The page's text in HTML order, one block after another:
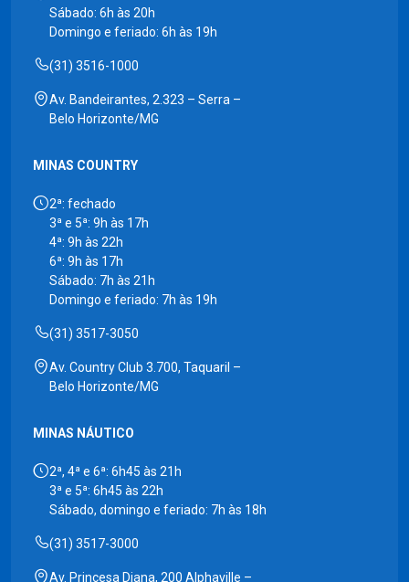
Sábado: 6h às 20h
Domingo e feriado: 6h às 19h
(31) 3516-1000
Av. Bandeirantes, 2.323 – Serra –
Belo Horizonte/MG
MINAS COUNTRY
2ª: fechado
3ª e 5ª: 9h às 17h
4ª: 9h às 22h
6ª: 9h às 17h
Sábado: 7h às 21h
Domingo e feriado: 7h às 19h
(31) 3517-3050
Av. Country Club 3.700, Taquaril –
Belo Horizonte/MG
MINAS NÁUTICO
2ª, 4ª e 6ª: 6h45 às 21h
3ª e 5ª: 6h45 às 22h
Sábado, domingo e feriado: 7h às 18h
(31) 3517-3000
Av. Princesa Diana, 200 Alphaville –